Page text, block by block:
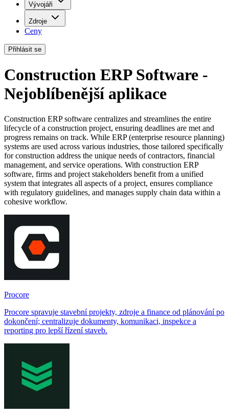
Vývojáři
Zdroje
Ceny
Přihlásit se
Construction ERP Software -
Nejoblíbenější aplikace
Construction ERP software centralizes and streamlines the entire
lifecycle of a construction project, ensuring deadlines are met and
progress remains on track. While ERP (enterprise resource planning)
systems are used across various industries, those tailored specifically
for construction address the unique needs of contractors, financial
management, and service operations. With construction ERP
software, firms and project stakeholders benefit from a unified
system that integrates all aspects of a project, ensures compliance
with regulatory guidelines, and manages supply chain data within a
cohesive workflow.
Procore
Procore spravuje stavební projekty, zdroje a finance od plánování po
dokončení; centralizuje dokumenty, komunikaci, inspekce a
reporting pro lepší řízení staveb.